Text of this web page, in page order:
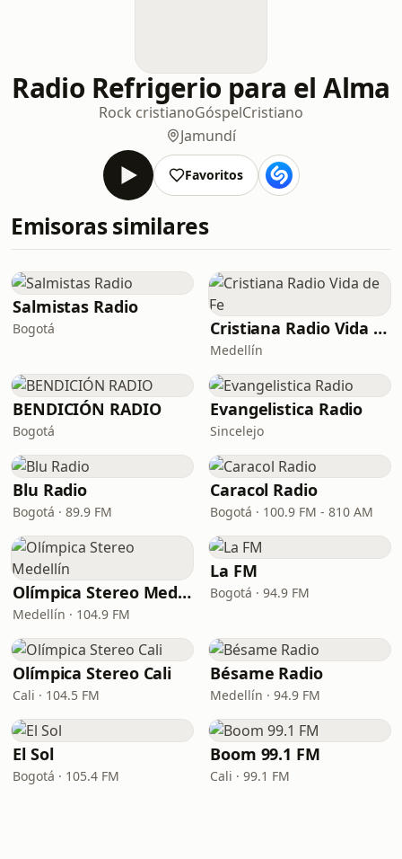
Radio Refrigerio para el Alma
Rock cristianoGóspelCristiano
Jamundí
Favoritos
Emisoras similares
Salmistas Radio
Bogotá Cristiana Radio Vida de Fe
Medellín
BENDICIÓN RADIO
Bogotá
Evangelistica Radio
Sincelejo
Blu Radio
Bogotá · 89.9 FM
Caracol Radio
Bogotá · 100.9 FM - 810 AM
Olímpica Stereo Medellín
Medellín · 104.9 FM
La FM
Bogotá · 94.9 FM
Olímpica Stereo Cali
Cali · 104.5 FM
Bésame Radio
Medellín · 94.9 FM
El Sol
Bogotá · 105.4 FM
Boom 99.1 FM
Cali · 99.1 FM